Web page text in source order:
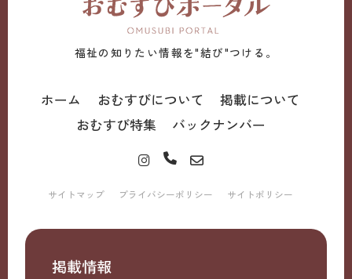
福祉の知りたい情報を"結び"つける。
ホーム おむすびについて
掲載について
おむすび特集
バックナンバー
サイトマップ プライバシーポリシー サイトポリシー
掲載情報